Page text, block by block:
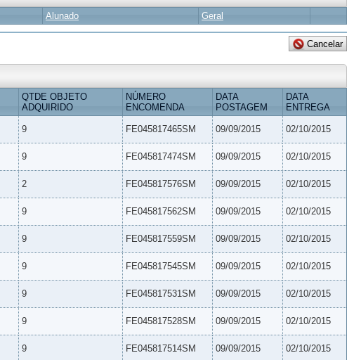
Alunado Geral
QTDE OBJETO
ADQUIRIDO
NÚMERO
ENCOMENDA
DATA
POSTAGEM
DATA
ENTREGA
9 FE045817465SM 09/09/2015 02/10/2015
9 FE045817474SM 09/09/2015 02/10/2015
2 FE045817576SM 09/09/2015 02/10/2015
9 FE045817562SM 09/09/2015 02/10/2015
9 FE045817559SM 09/09/2015 02/10/2015
9 FE045817545SM 09/09/2015 02/10/2015
9 FE045817531SM 09/09/2015 02/10/2015
9 FE045817528SM 09/09/2015 02/10/2015
9 FE045817514SM 09/09/2015 02/10/2015